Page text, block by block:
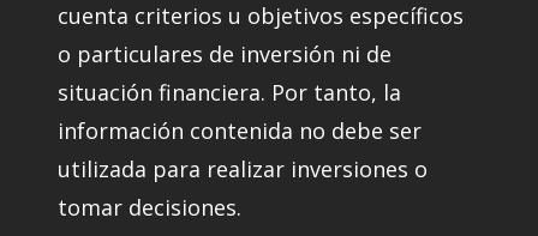
cuenta criterios u objetivos específicos
o particulares de inversión ni de
situación financiera. Por tanto, la
información contenida no debe ser
utilizada para realizar inversiones o
tomar decisiones.